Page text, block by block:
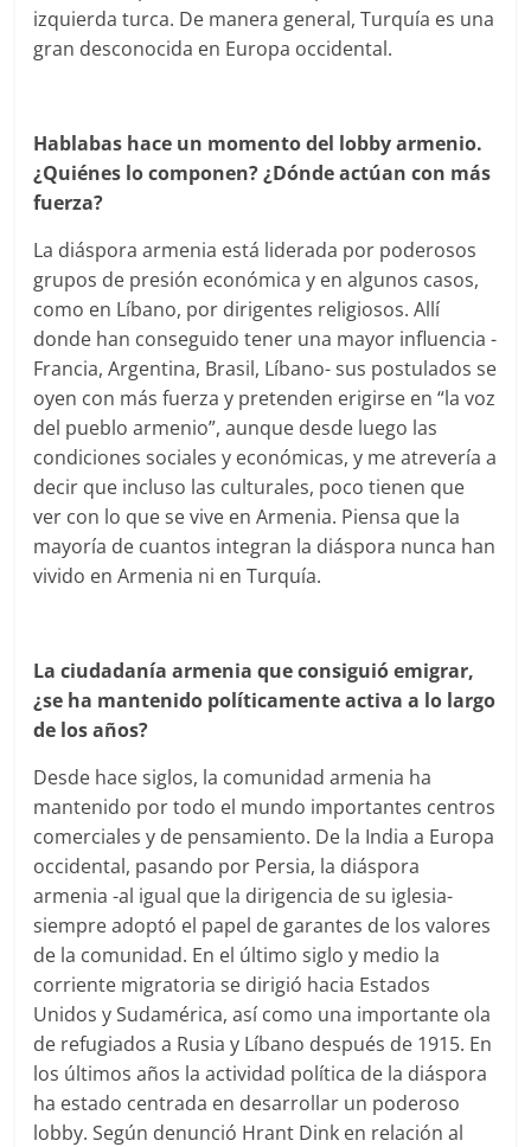
izquierda turca. De manera general, Turquía es una
gran desconocida en Europa occidental.
Hablabas hace un momento del lobby armenio.
¿Quiénes lo componen? ¿Dónde actúan con más
fuerza?
La diáspora armenia está liderada por poderosos
grupos de presión económica y en algunos casos,
como en Líbano, por dirigentes religiosos. Allí
donde han conseguido tener una mayor influencia -
Francia, Argentina, Brasil, Líbano- sus postulados se
oyen con más fuerza y pretenden erigirse en “la voz
del pueblo armenio”, aunque desde luego las
condiciones sociales y económicas, y me atrevería a
decir que incluso las culturales, poco tienen que
ver con lo que se vive en Armenia. Piensa que la
mayoría de cuantos integran la diáspora nunca han
vivido en Armenia ni en Turquía.
La ciudadanía armenia que consiguió emigrar,
¿se ha mantenido políticamente activa a lo largo
de los años?
Desde hace siglos, la comunidad armenia ha
mantenido por todo el mundo importantes centros
comerciales y de pensamiento. De la India a Europa
occidental, pasando por Persia, la diáspora
armenia -al igual que la dirigencia de su iglesia-
siempre adoptó el papel de garantes de los valores
de la comunidad. En el último siglo y medio la
corriente migratoria se dirigió hacia Estados
Unidos y Sudamérica, así como una importante ola
de refugiados a Rusia y Líbano después de 1915. En
los últimos años la actividad política de la diáspora
ha estado centrada en desarrollar un poderoso
lobby. Según denunció Hrant Dink en relación al